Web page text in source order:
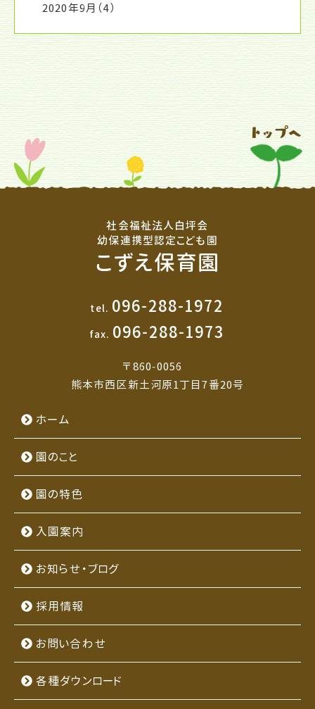
2020年9月 （4）
社会福祉法人白坪会
幼保連携型認定こども園
こずえ保育園
tel. 096-288-1972
fax. 096-288-1973
〒860-0056
熊本市西区新土河原1丁目7番20号
ホーム
園のこと
園の特色
入園案内
お知らせ・ブログ
採用情報
お問い合わせ
各種ダウンロード